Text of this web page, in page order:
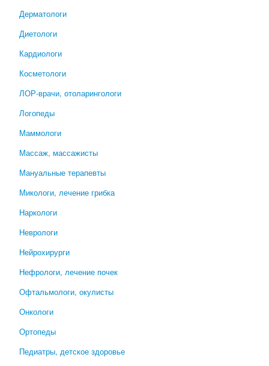
Дерматологи
Диетологи
Кардиологи
Косметологи
ЛОР-врачи, отоларингологи
Логопеды
Маммологи
Массаж, массажисты
Мануальные терапевты
Микологи, лечение грибка
Наркологи
Неврологи
Нейрохирурги
Нефрологи, лечение почек
Офтальмологи, окулисты
Онкологи
Ортопеды
Педиатры, детское здоровье